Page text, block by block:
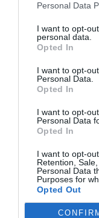
Personal Data
I want to opt-
personal data.
Opted In
I want to opt-
Personal Data.
Opted In
I want to opt-
Personal Data
Opted In
I want to opt-
Retention,
Personal Data
Purposes for
Opted Out
2Playbook Club